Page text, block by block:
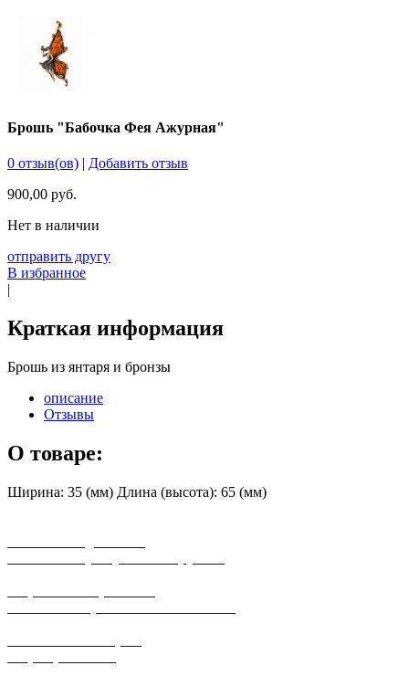
Брошь "Бабочка Фея Ажурная"
0 отзыв(ов) | Добавить отзыв
900,00 руб.
Нет в наличии
отправить другу
В избранное
|
Краткая информация
Брошь из янтаря и бронзы
описание
Отзывы
О товаре:
Ширина: 35 (мм) Длина (высота): 65 (мм)